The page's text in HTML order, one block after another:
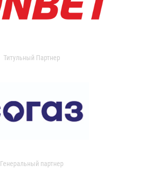
Титульный Партнер
Генеральный партнер